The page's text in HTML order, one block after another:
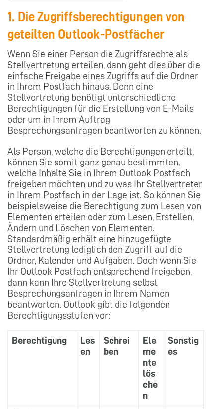
1. Die Zugriffsberechtigungen von
geteilten Outlook-Postfächer
Wenn Sie einer Person die Zugriffsrechte als
Stellvertretung erteilen, dann geht dies über die
einfache Freigabe eines Zugriffs auf die Ordner
in Ihrem Postfach hinaus. Denn eine
Stellvertretung benötigt unterschiedliche
Berechtigungen für die Erstellung von E-Mails
oder um in Ihrem Auftrag
Besprechungsanfragen beantworten zu können.
Als Person, welche die Berechtigungen erteilt,
können Sie somit ganz genau bestimmten,
welche Inhalte Sie in Ihrem Outlook Postfach
freigeben möchten und zu was Ihr Stellvertreter
in Ihrem Postfach in der Lage ist. So können Sie
beispielsweise die Berechtigung zum Lesen von
Elementen erteilen oder zum Lesen, Erstellen,
Ändern und Löschen von Elementen.
Standardmäßig erhält eine hinzugefügte
Stellvertretung lediglich den Zugriff auf die
Ordner, Kalender und Aufgaben. Doch wenn Sie
Ihr Outlook Postfach entsprechend freigeben,
dann kann Ihre Stellvertretung selbst
Besprechungsanfragen in Ihrem Namen
beantworten. Outlook gibt die folgenden
Berechtigungsstufen vor:
Berechtigung
Les
en
Schrei
ben
Ele
me
nte
lös
che
n
Sonstig
es